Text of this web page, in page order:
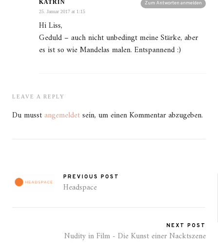
Zum Antworten anmelden
KATRIN
25. Januar 2017 at 1:15
Hi Liss,
Geduld – auch nicht unbedingt meine Stärke, aber
es ist so wie Mandelas malen. Entspannend :)
LEAVE A REPLY
Du musst angemeldetsein, um einen Kommentar abzugeben.
PREVIOUS POST
Headspace
NEXT POST
Nudity in Film - Die Kunst einer Nacktszene